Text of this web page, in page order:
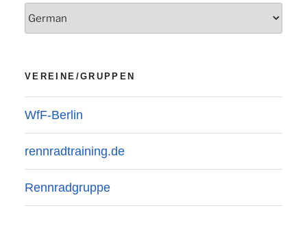
VEREINE/GRUPPEN
WfF-Berlin
rennradtraining.de
Rennradgruppe